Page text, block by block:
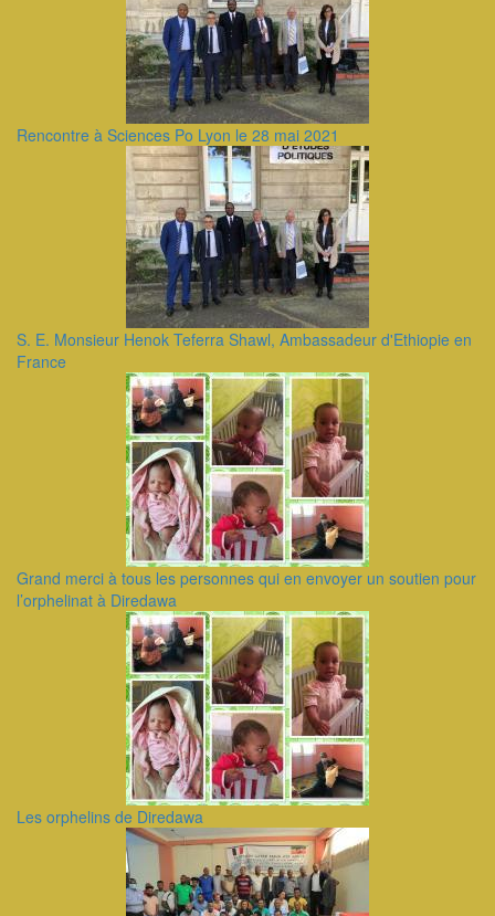
Rencontre à Sciences Po Lyon le 28 mai 2021
S. E. Monsieur Henok Teferra Shawl, Ambassadeur d'Ethiopie en
France
Grand merci à tous les personnes qui en envoyer un soutien pour
l’orphelinat à Diredawa
Les orphelins de Diredawa